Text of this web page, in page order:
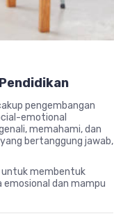
pengembangan
emotional
memahami, dan
bertanggung jawab,
untuk membentuk
dan mampu